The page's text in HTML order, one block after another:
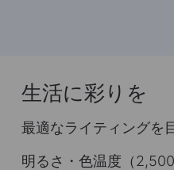
生活に彩りを
最適なライティングを
明るさ・色温度（